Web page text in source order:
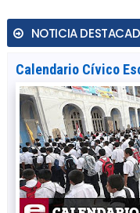
NOTICIA
Calendario Cívico